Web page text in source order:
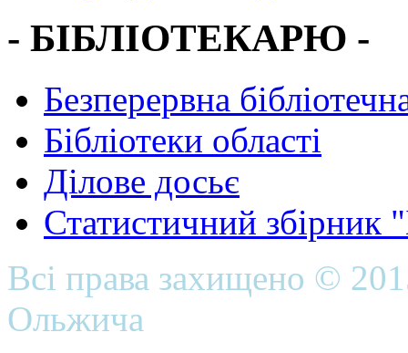
- БІБЛІОТЕКАРЮ -
Безперервна
Бібліотеки області
Ділове досьє
Статистичний
Всі права захищено ©
Ольжича